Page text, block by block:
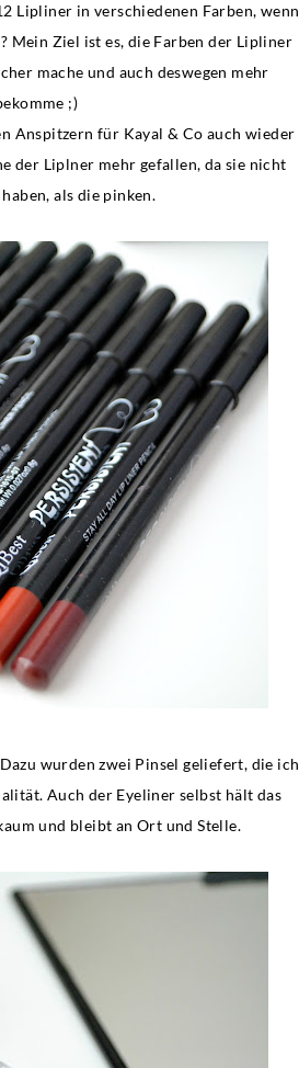
Lipliner in verschiedenen Farben, wenn
Mein Ziel ist es, die Farben der Lipliner
mache und auch deswegen mehr
;)
Anspitzern für Kayal & Co auch wieder
der Liplner mehr gefallen, da sie nicht
als die pinken.
wurden zwei Pinsel geliefert, die ich
Auch der Eyeliner selbst hält das
und bleibt an Ort und Stelle.